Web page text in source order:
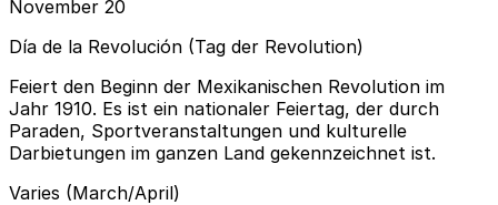
November 20
Día de la Revolución (Tag der Revolution)
Feiert den Beginn der Mexikanischen Revolution im
Jahr 1910. Es ist ein nationaler Feiertag, der durch
Paraden, Sportveranstaltungen und kulturelle
Darbietungen im ganzen Land gekennzeichnet ist.
Varies (March/April)